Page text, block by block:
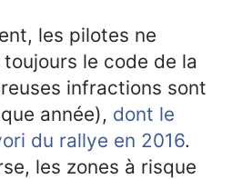
les pilotes ne
le code de la
infractions sont
année), dont le
du rallye en 2016.
les zones à risque